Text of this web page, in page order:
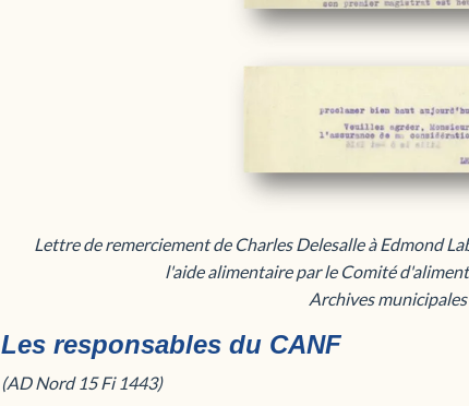
Lettre de remerciement de Charles Delesalle à Edmond
l'aide alimentaire par le Comité
Archives
Les responsables du CANF
(AD Nord 15 Fi 1443)